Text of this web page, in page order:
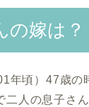
の嫁は？
年頃）47歳の
人の息子さ